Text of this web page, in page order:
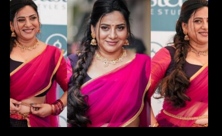
തകർപ്പൻ ഡൻസുമായി അന്ന രാജൻ..